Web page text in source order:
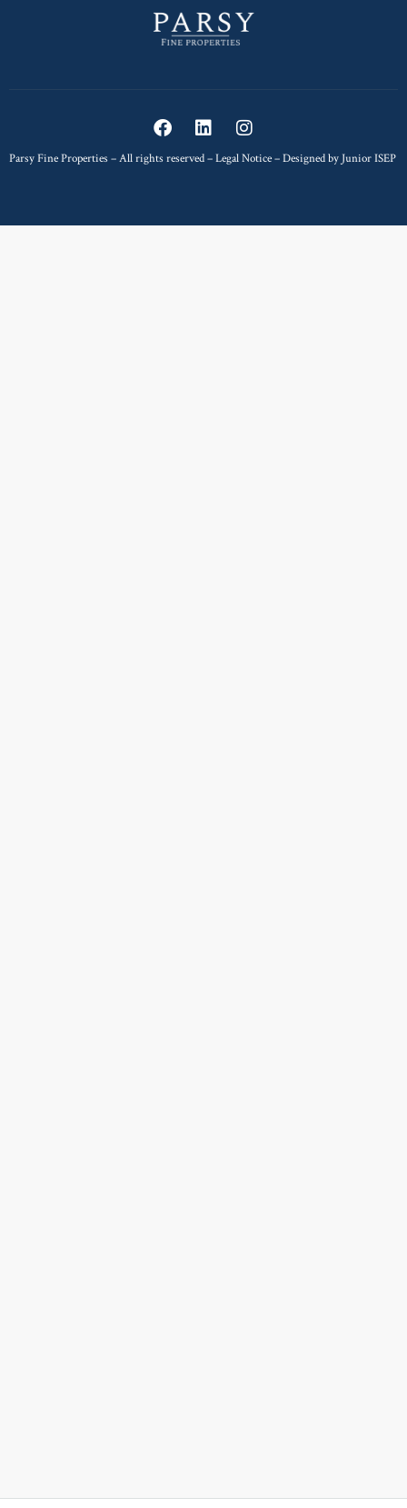
Parsy Fine Properties – All rights reserved –Legal Notice– Designed byJunior ISEP